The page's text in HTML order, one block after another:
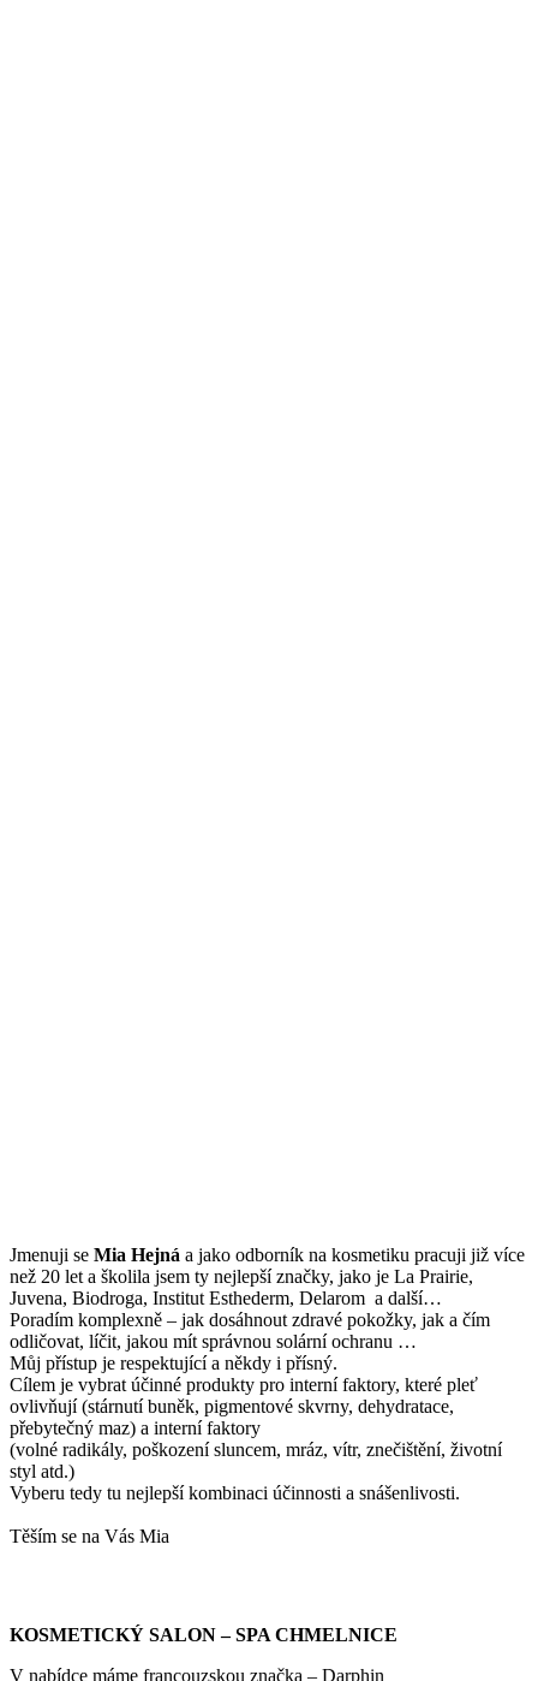
Jmenuji se Mia Hejná a jako odborník na kosmetiku pracuji již více
než 20 let a školila jsem ty nejlepší značky, jako je La Prairie,
Juvena, Biodroga, Institut Esthederm, Delarom a další…
Poradím komplexně – jak dosáhnout zdravé pokožky, jak a čím
odličovat, líčit, jakou mít správnou solární ochranu …
Můj přístup je respektující a někdy i přísný.
Cílem je vybrat účinné produkty pro interní faktory, které pleť
ovlivňují (stárnutí buněk, pigmentové skvrny, dehydratace,
přebytečný maz) a interní faktory
(volné radikály, poškození sluncem, mráz, vítr, znečištění, životní
styl atd.)
Vyberu tedy tu nejlepší kombinaci účinnosti a snášenlivosti.
Těším se na Vás Mia
KOSMETICKÝ SALON – SPA CHMELNICE
V nabídce máme francouzskou značka – Darphin